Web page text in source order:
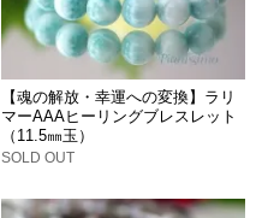
【魂の解放・幸運への変換】ラリ
マーAAAヒーリングブレスレット
（11.5㎜玉）
SOLD OUT